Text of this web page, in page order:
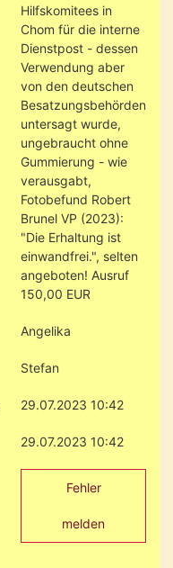
Hilfskomitees in
Chom für die interne
Dienstpost - dessen
Verwendung aber
von den deutschen
Besatzungsbehörden
untersagt wurde,
ungebraucht ohne
Gummierung - wie
verausgabt,
Fotobefund Robert
Brunel VP (2023):
"Die Erhaltung ist
einwandfrei.", selten
angeboten! Ausruf
150,00 EUR
Angelika
Stefan
29.07.2023 10:42
29.07.2023 10:42
Fehler
melden